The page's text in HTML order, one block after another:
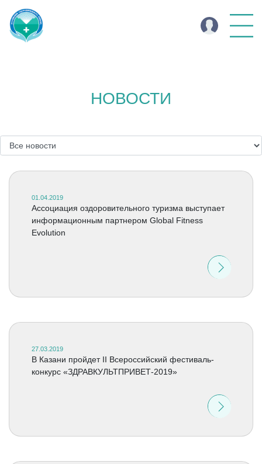
НОВОСТИ
01.04.2019
Ассоциация оздоровительного туризма выступает
информационным партнером Global Fitness
Evolution
27.03.2019
В Казани пройдет II Всероссийский фестиваль-
конкурс «ЗДРАВКУЛЬТПРИВЕТ-2019»